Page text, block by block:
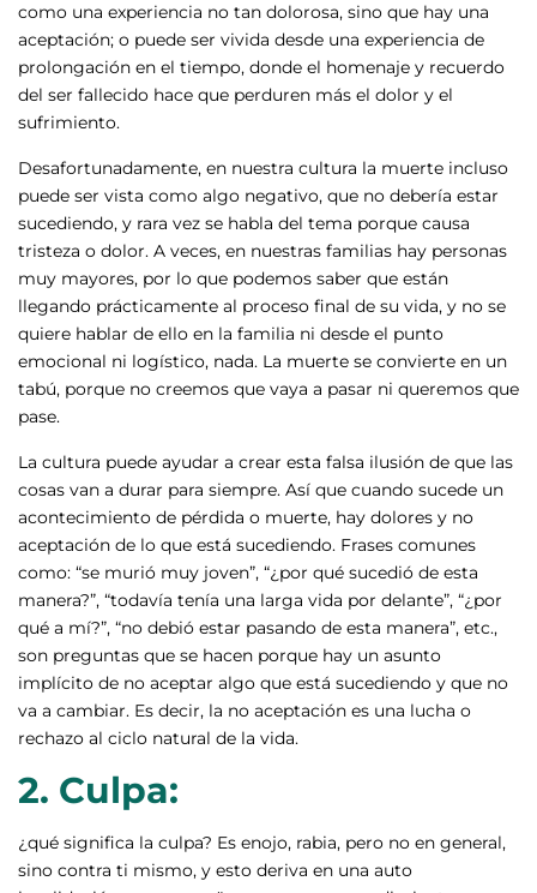
como una experiencia no tan dolorosa, sino que hay una
aceptación; o puede ser vivida desde una experiencia de
prolongación en el tiempo, donde el homenaje y recuerdo
del ser fallecido hace que perduren más el dolor y el
sufrimiento.
Desafortunadamente, en nuestra cultura la muerte incluso
puede ser vista como algo negativo, que no debería estar
sucediendo, y rara vez se habla del tema porque causa
tristeza o dolor. A veces, en nuestras familias hay personas
muy mayores, por lo que podemos saber que están
llegando prácticamente al proceso final de su vida, y no se
quiere hablar de ello en la familia ni desde el punto
emocional ni logístico, nada. La muerte se convierte en un
tabú, porque no creemos que vaya a pasar ni queremos que
pase.
La cultura puede ayudar a crear esta falsa ilusión de que las
cosas van a durar para siempre. Así que cuando sucede un
acontecimiento de pérdida o muerte, hay dolores y no
aceptación de lo que está sucediendo. Frases comunes
como: “se murió muy joven”, “¿por qué sucedió de esta
manera?”, “todavía tenía una larga vida por delante”, “¿por
qué a mí?”, “no debió estar pasando de esta manera”, etc.,
son preguntas que se hacen porque hay un asunto
implícito de no aceptar algo que está sucediendo y que no
va a cambiar. Es decir, la no aceptación es una lucha o
rechazo al ciclo natural de la vida.
2. Culpa:
¿qué significa la culpa? Es enojo, rabia, pero no en general,
sino contra ti mismo, y esto deriva en una auto